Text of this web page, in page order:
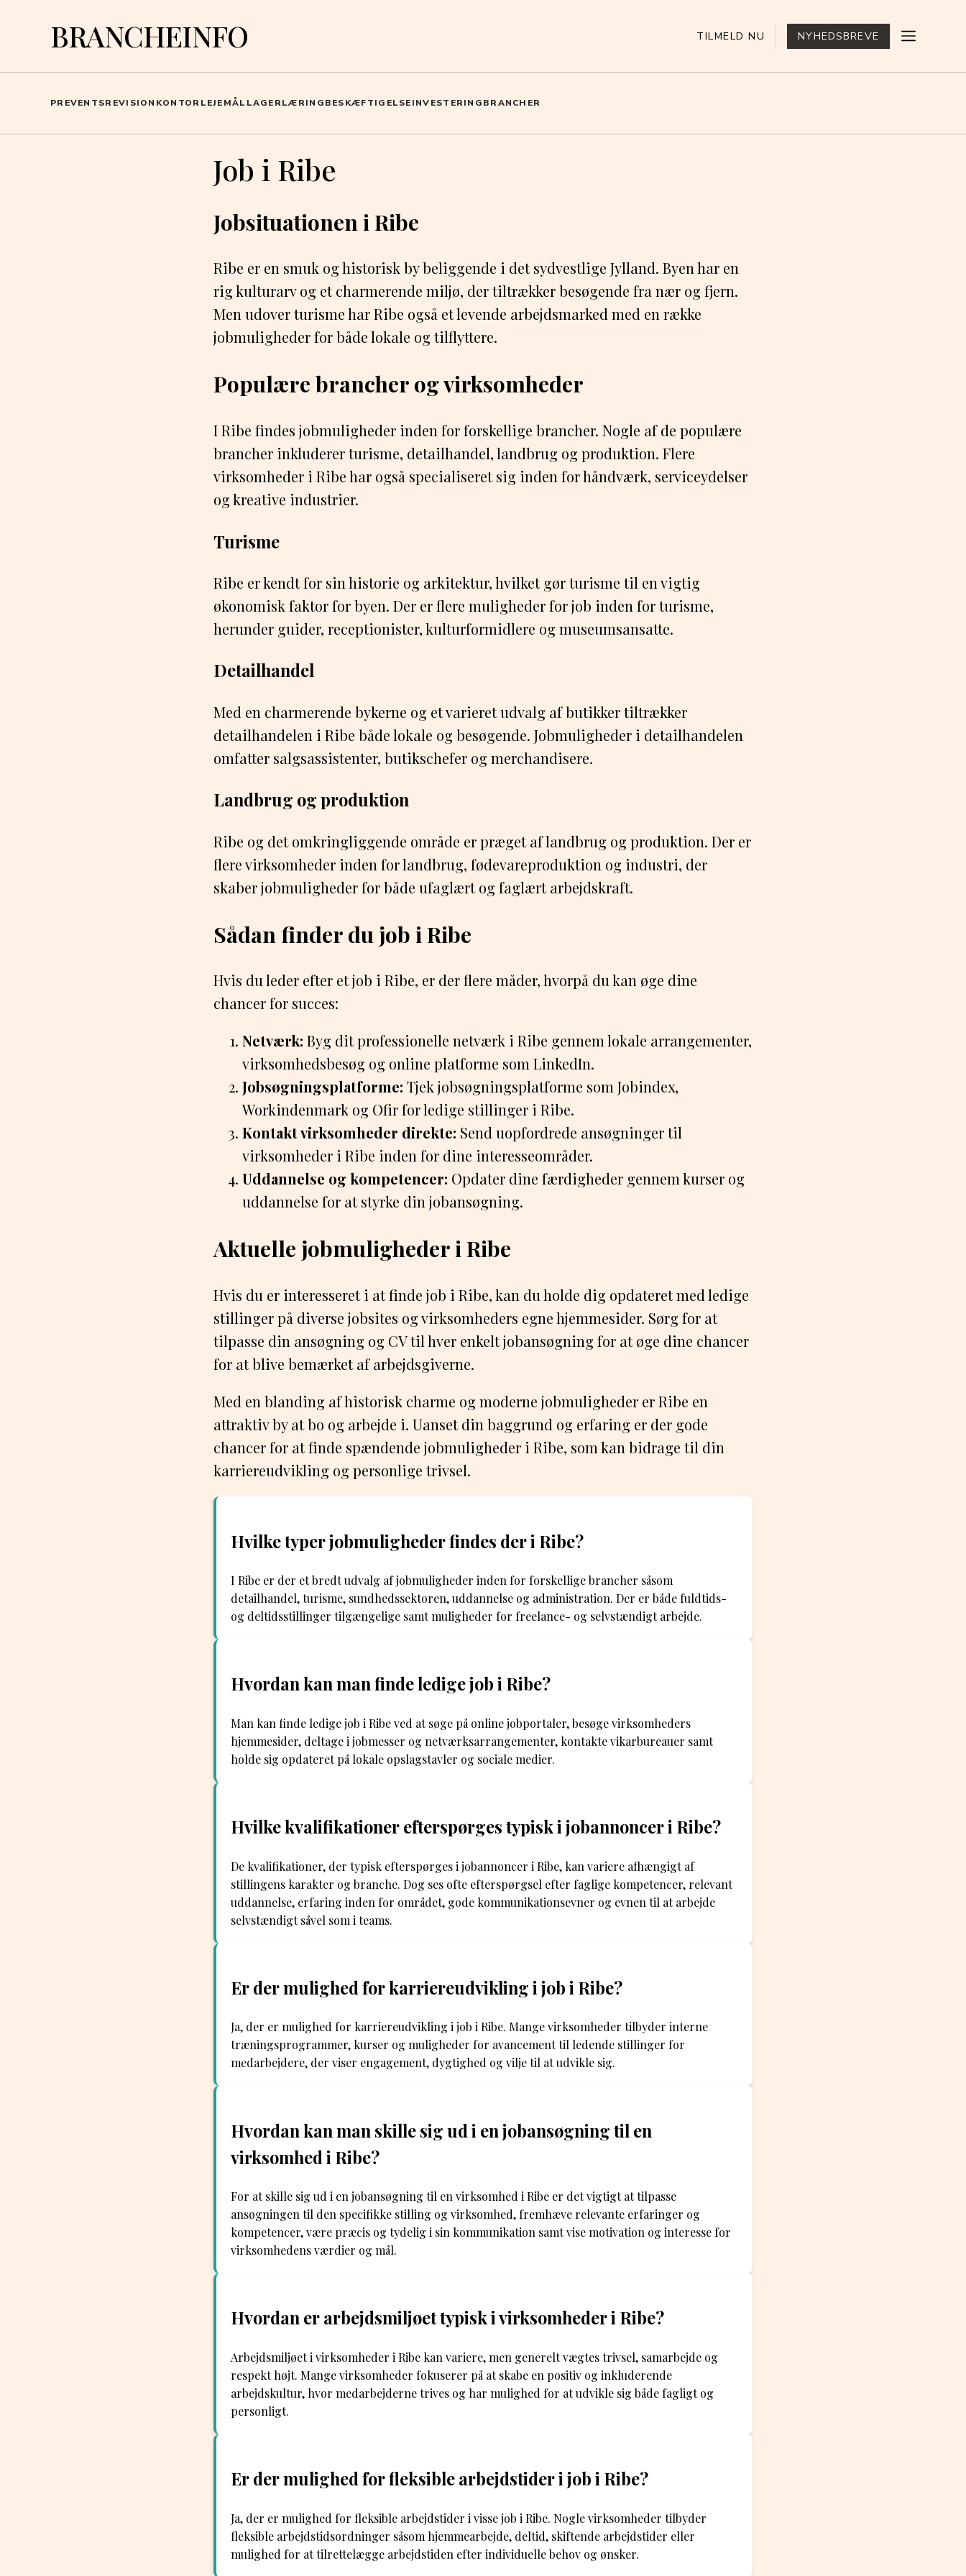
BRANCHEINFO TILMELD NU NYHEDSBREVE
PREVENTSREVISION KONTORLEJEMÅL LAGERLÆRINGBESKÆFTIGELSEINVESTERINGBRANCHER
Job i Ribe
Jobsituationen i Ribe
Ribe er en smuk og historisk by beliggende i det sydvestlige Jylland. Byen har en
rig kulturarv og et charmerende miljø, der tiltrækker besøgende fra nær og fjern.
Men udover turisme har Ribe også et levende arbejdsmarked med en række
jobmuligheder for både lokale og tilflyttere.
Populære brancher og virksomheder
I Ribe findes jobmuligheder inden for forskellige brancher. Nogle af de populære
brancher inkluderer turisme, detailhandel, landbrug og produktion. Flere
virksomheder i Ribe har også specialiseret sig inden for håndværk, serviceydelser
og kreative industrier.
Turisme
Ribe er kendt for sin historie og arkitektur, hvilket gør turisme til en vigtig
økonomisk faktor for byen. Der er flere muligheder for job inden for turisme,
herunder guider, receptionister, kulturformidlere og museumsansatte.
Detailhandel
Med en charmerende bykerne og et varieret udvalg af butikker tiltrækker
detailhandelen i Ribe både lokale og besøgende. Jobmuligheder i detailhandelen
omfatter salgsassistenter, butikschefer og merchandisere.
Landbrug og produktion
Ribe og det omkringliggende område er præget af landbrug og produktion. Der er
flere virksomheder inden for landbrug, fødevareproduktion og industri, der
skaber jobmuligheder for både ufaglært og faglært arbejdskraft.
Sådan finder du job i Ribe
Hvis du leder efter et job i Ribe, er der flere måder, hvorpå du kan øge dine
chancer for succes:
Netværk: Byg dit professionelle netværk i Ribe gennem lokale arrangementer,
virksomhedsbesøg og online platforme som LinkedIn.
Jobsøgningsplatforme: Tjek jobsøgningsplatforme som Jobindex,
Workindenmark og Ofir for ledige stillinger i Ribe.
Kontakt virksomheder direkte: Send uopfordrede ansøgninger til
virksomheder i Ribe inden for dine interesseområder.
Uddannelse og kompetencer: Opdater dine færdigheder gennem kurser og
uddannelse for at styrke din jobansøgning.
Aktuelle jobmuligheder i Ribe
Hvis du er interesseret i at finde job i Ribe, kan du holde dig opdateret med ledige
stillinger på diverse jobsites og virksomheders egne hjemmesider. Sørg for at
tilpasse din ansøgning og CV til hver enkelt jobansøgning for at øge dine chancer
for at blive bemærket af arbejdsgiverne.
Med en blanding af historisk charme og moderne jobmuligheder er Ribe en
attraktiv by at bo og arbejde i. Uanset din baggrund og erfaring er der gode
chancer for at finde spændende jobmuligheder i Ribe, som kan bidrage til din
karriereudvikling og personlige trivsel.
Hvilke typer jobmuligheder findes der i Ribe?
I Ribe er der et bredt udvalg af jobmuligheder inden for forskellige brancher såsom
detailhandel, turisme, sundhedssektoren, uddannelse og administration. Der er både fuldtids-
og deltidsstillinger tilgængelige samt muligheder for freelance- og selvstændigt arbejde.
Hvordan kan man finde ledige job i Ribe?
Man kan finde ledige job i Ribe ved at søge på online jobportaler, besøge virksomheders
hjemmesider, deltage i jobmesser og netværksarrangementer, kontakte vikarbureauer samt
holde sig opdateret på lokale opslagstavler og sociale medier.
Hvilke kvalifikationer efterspørges typisk i jobannoncer i Ribe?
De kvalifikationer, der typisk efterspørges i jobannoncer i Ribe, kan variere afhængigt af
stillingens karakter og branche. Dog ses ofte efterspørgsel efter faglige kompetencer, relevant
uddannelse, erfaring inden for området, gode kommunikationsevner og evnen til at arbejde
selvstændigt såvel som i teams.
Er der mulighed for karriereudvikling i job i Ribe?
Ja, der er mulighed for karriereudvikling i job i Ribe. Mange virksomheder tilbyder interne
træningsprogrammer, kurser og muligheder for avancement til ledende stillinger for
medarbejdere, der viser engagement, dygtighed og vilje til at udvikle sig.
Hvordan kan man skille sig ud i en jobansøgning til en
virksomhed i Ribe?
For at skille sig ud i en jobansøgning til en virksomhed i Ribe er det vigtigt at tilpasse
ansøgningen til den specifikke stilling og virksomhed, fremhæve relevante erfaringer og
kompetencer, være præcis og tydelig i sin kommunikation samt vise motivation og interesse for
virksomhedens værdier og mål.
Hvordan er arbejdsmiljøet typisk i virksomheder i Ribe?
Arbejdsmiljøet i virksomheder i Ribe kan variere, men generelt vægtes trivsel, samarbejde og
respekt højt. Mange virksomheder fokuserer på at skabe en positiv og inkluderende
arbejdskultur, hvor medarbejderne trives og har mulighed for at udvikle sig både fagligt og
personligt.
Er der mulighed for fleksible arbejdstider i job i Ribe?
Ja, der er mulighed for fleksible arbejdstider i visse job i Ribe. Nogle virksomheder tilbyder
fleksible arbejdstidsordninger såsom hjemmearbejde, deltid, skiftende arbejdstider eller
mulighed for at tilrettelægge arbejdstiden efter individuelle behov og ønsker.